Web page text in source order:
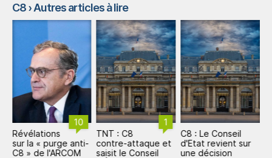
C8› Autres articles à lire
10
Révélations
sur la « purge anti-
C8 » de l'ARCOM
1
TNT : C8
contre-attaque et
saisit le Conseil
C8 : Le Conseil
d'Etat revient sur
une décision